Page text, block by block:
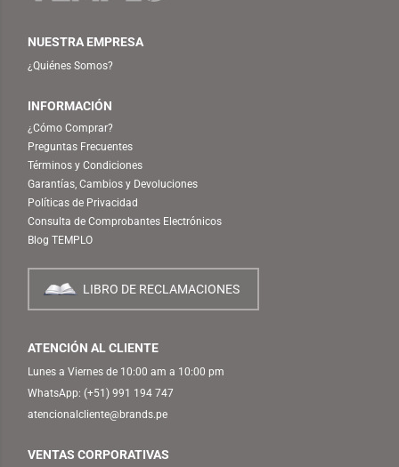
NUESTRA EMPRESA
¿Quiénes Somos?
INFORMACIÓN
¿Cómo Comprar?
Preguntas Frecuentes
Términos y Condiciones
Garantías, Cambios y Devoluciones
Políticas de Privacidad
Consulta de Comprobantes Electrónicos
Blog TEMPLO
LIBRO DE RECLAMACIONES
ATENCIÓN AL CLIENTE
Lunes a Viernes de 10:00 am a 10:00 pm
WhatsApp: (+51) 991 194 747
atencionalcliente@brands.pe
VENTAS CORPORATIVAS